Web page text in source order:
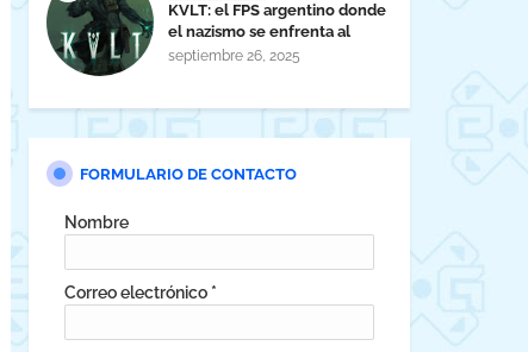
KVLT: el FPS argentino donde
el nazismo se enfrenta al
horror cósmico
septiembre 26, 2025
FORMULARIO DE CONTACTO
Nombre
Correo electrónico *